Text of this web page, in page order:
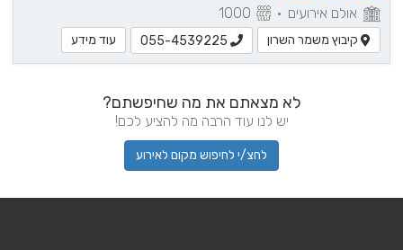
אולם אירועים •
קיבוץ משמר השרון 055-4539225 עוד מידע
לא מצאתם את מה שחיפשתם?
יש לנו עוד הרבה מה להציע לכם!
לחצ/י לחיפוש מקום לאירוע